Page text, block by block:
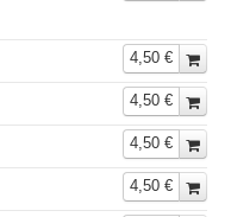
4,50 €
4,50 €
4,50 €
4,50 €